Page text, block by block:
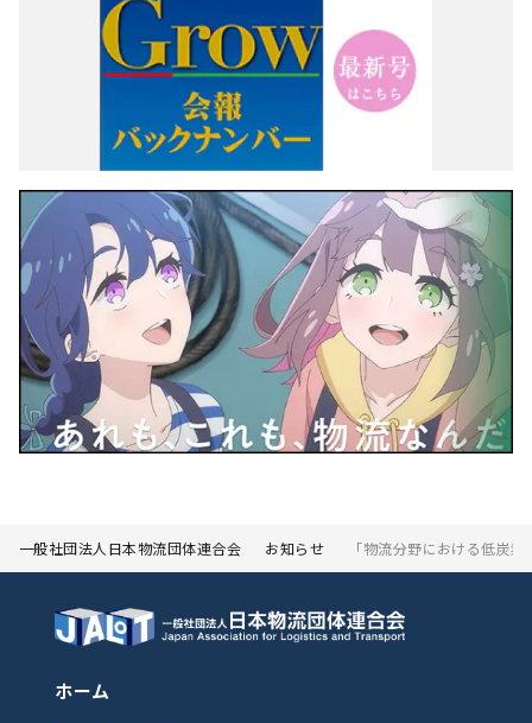
一般社団法人日本物流団体連合会 お知らせ 「物流分野における低炭
ホーム